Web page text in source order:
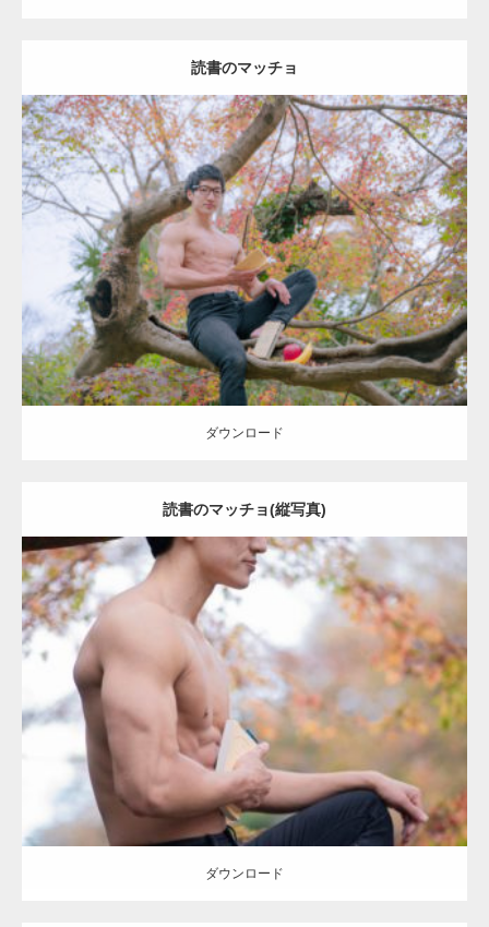
読書のマッチョ
Update: 2022.01.22
Category:紅葉とマッチョ inoriAKIHITO(細マッチョ) 上腕三頭筋 肩
ダウンロード
ダウンロード
読書のマッチョ(縦写真)
Update:2022.01.22
Category: 紅葉とマッチョ kaichan
上腕三頭筋
肩
ダウンロード
ダウンロード